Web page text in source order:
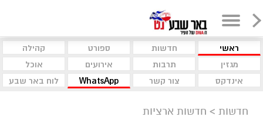
ראשי חדשות ספורט
קהילה
מגזין
תרבות אירועים
אוכל
אינדקס
צור קשר WhatsApp לוח באר שבע
חדשות > חדשות ארציות